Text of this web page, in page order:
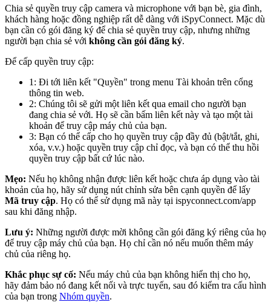
Chia sẻ quyền truy cập camera và microphone với bạn bè, gia đình,
khách hàng hoặc đồng nghiệp rất dễ dàng với iSpyConnect. Mặc dù
bạn cần có gói đăng ký để chia sẻ quyền truy cập, nhưng những
người bạn chia sẻ với không cần gói đăng ký.
Để cấp quyền truy cập:
1: Đi tới liên kết "Quyền" trong menu Tài khoản trên cổng
thông tin web.
2: Chúng tôi sẽ gửi một liên kết qua email cho người bạn
đang chia sẻ với. Họ sẽ cần bấm liên kết này và tạo một tài
khoản để truy cập máy chủ của bạn.
3: Bạn có thể cấp cho họ quyền truy cập đầy đủ (bật/tắt, ghi,
xóa, v.v.) hoặc quyền truy cập chỉ đọc, và bạn có thể thu hồi
quyền truy cập bất cứ lúc nào.
Mẹo: Nếu họ không nhận được liên kết hoặc chưa áp dụng vào tài
khoản của họ, hãy sử dụng nút chỉnh sửa bên cạnh quyền để lấy
Mã truy cập. Họ có thể sử dụng mã này tại ispyconnect.com/app
sau khi đăng nhập.
Lưu ý: Những người được mời không cần gói đăng ký riêng của họ
để truy cập máy chủ của bạn. Họ chỉ cần nó nếu muốn thêm máy
chủ của riêng họ.
Khắc phục sự cố: Nếu máy chủ của bạn không hiển thị cho họ,
hãy đảm bảo nó đang kết nối và trực tuyến, sau đó kiểm tra cấu hình
của bạn trong Nhóm quyền.